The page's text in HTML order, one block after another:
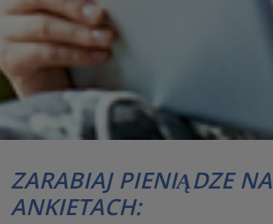
ZARABIAJ PIENIĄDZE NA
ANKIETACH: